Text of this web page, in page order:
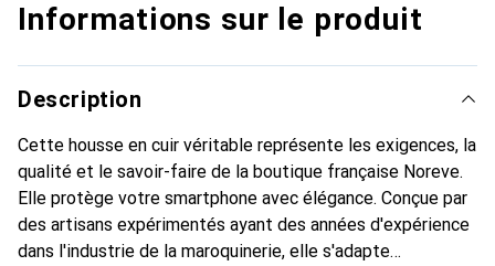
Informations sur le produit
Description
Cette housse en cuir véritable représente les exigences, la
qualité et le savoir-faire de la boutique française Noreve.
Elle protège votre smartphone avec élégance. Conçue par
des artisans expérimentés ayant des années d'expérience
dans l'industrie de la maroquinerie, elle s'adapte